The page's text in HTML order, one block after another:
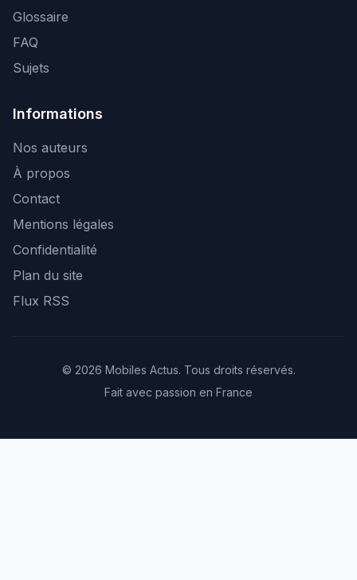
Glossaire
FAQ
Sujets
Informations
Nos auteurs
À propos
Contact
Mentions légales
Confidentialité
Plan du site
Flux RSS
© 2026 Mobiles Actus. Tous droits réservés.
Fait avec passion en France